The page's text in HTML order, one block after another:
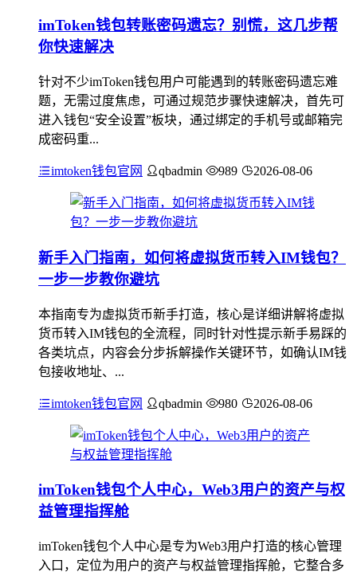
imToken钱包转账密码遗忘？别慌，这几步帮
你快速解决
针对不少imToken钱包用户可能遇到的转账密码遗忘难
题，无需过度焦虑，可通过规范步骤快速解决，首先可
进入钱包“安全设置”板块，通过绑定的手机号或邮箱完
成密码重...
imtoken钱包官网 qbadmin 989 2026-08-06
新手入门指南，如何将虚拟货币转入IM钱包？
一步一步教你避坑
本指南专为虚拟货币新手打造，核心是详细讲解将虚拟
货币转入IM钱包的全流程，同时针对性提示新手易踩的
各类坑点，内容会分步拆解操作关键环节，如确认IM钱
包接收地址、...
imtoken钱包官网 qbadmin 980 2026-08-06
imToken钱包个人中心，Web3用户的资产与权
益管理指挥舱
imToken钱包个人中心是专为Web3用户打造的核心管理
入口，定位为用户的资产与权益管理指挥舱，它整合多